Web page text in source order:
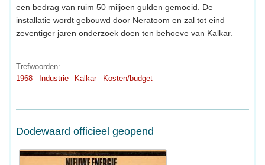
een bedrag van ruim 50 miljoen gulden gemoeid. De
installatie wordt gebouwd door Neratoom en zal tot eind
zeventiger jaren onderzoek doen ten behoeve van Kalkar.
Trefwoorden:
1968
Industrie Kalkar Kosten/budget
Dodewaard officieel geopend